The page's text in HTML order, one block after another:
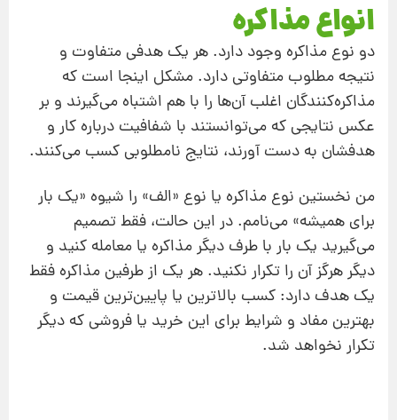
انواع مذاکره
دو نوع مذاکره وجود دارد. هر یک هدفی متفاوت و
نتیجه مطلوب متفاوتی دارد. مشکل اینجا است که
مذاکره‌کنندگان اغلب آن‌ها را با هم اشتباه می‌گیرند و بر
عکس نتایجی که ‌می‌توانستند با شفافیت درباره کار و
هدفشان به دست آورند، نتایج نامطلوبی کسب می‌کنند.
من نخستین نوع مذاکره یا نوع «الف» را شیوه «یک‌ بار
برای همیشه» می‌نامم. در این حالت، فقط تصمیم
می‌گیرید یک‌ بار با طرف دیگر مذاکره یا معامله کنید و
دیگر هرگز آن را تکرار نکنید. هر یک از طرفین مذاکره فقط
یک هدف دارد: کسب بالاترین یا پایین‌ترین قیمت و
بهترین مفاد و شرایط برای این خرید یا فروشی که دیگر
تکرار نخواهد شد.